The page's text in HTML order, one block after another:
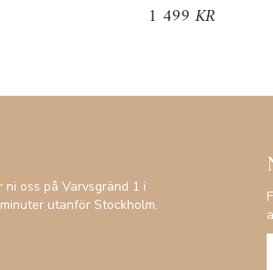
1 499 KR
oss på Varvsgränd 1 i
utanför Stockholm.